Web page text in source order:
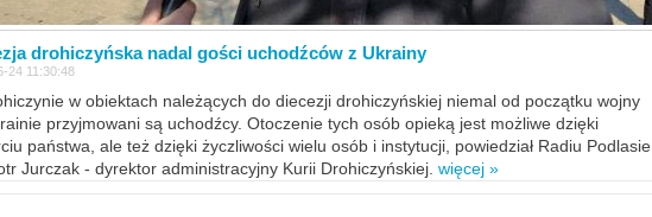
drohiczyńska nadal gości uchodźców z Ukrainy
24 11:30:48
w obiektach należących do diecezji drohiczyńskiej niemal od początku wojny
przyjmowani są uchodźcy. Otoczenie tych osób opieką jest możliwe dzięki
państwa, ale też dzięki życzliwości wielu osób i instytucji, powiedział Radiu Podlasie
Jurczak - dyrektor administracyjny Kurii Drohiczyńskiej. więcej »